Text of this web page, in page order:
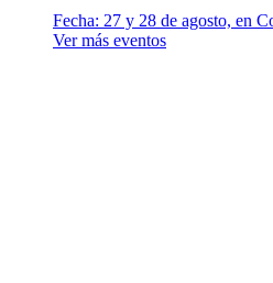
Fecha: 27 y 28 de agosto, en
Ver más eventos